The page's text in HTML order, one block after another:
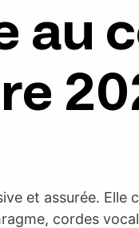
au
et assurée.
cordes